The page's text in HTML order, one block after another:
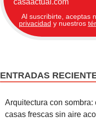
casaactual.com
Al suscribirte, aceptas
privacidad y nuestros
ENTRADAS
Arquitectura con
casas frescas sin aire